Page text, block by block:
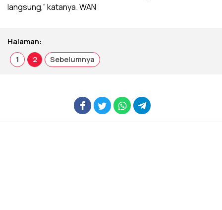
langsung,” katanya. WAN
Halaman:
1
2 Sebelumnya